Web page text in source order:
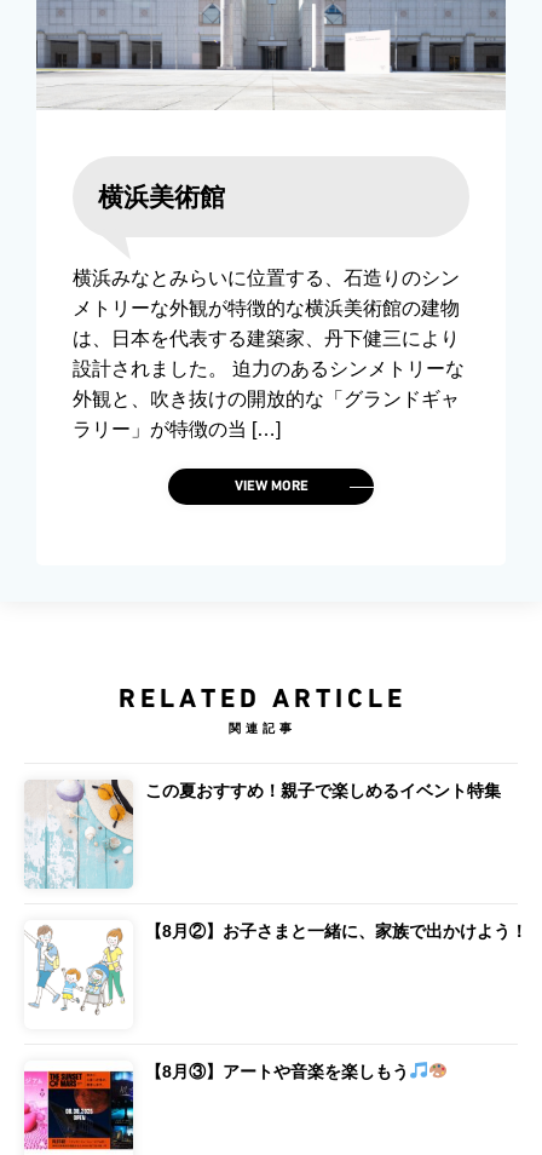
横浜美術館
横浜みなとみらいに位置する、石造りのシン
メトリーな外観が特徴的な横浜美術館の建物
は、日本を代表する建築家、丹下健三により
設計されました。 迫力のあるシンメトリーな
外観と、吹き抜けの開放的な「グランドギャ
ラリー」が特徴の当 […]
VIEW MORE
RELATED ARTICLE
関連記事
この夏おすすめ！親子で楽しめるイベント特集
【8月②】お子さまと一緒に、家族で出かけよう！
【8月③】アートや音楽を楽しもう